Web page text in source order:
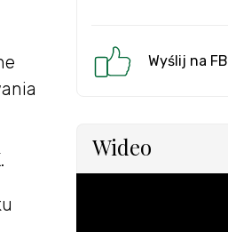
Wyślij na FB
Wideo